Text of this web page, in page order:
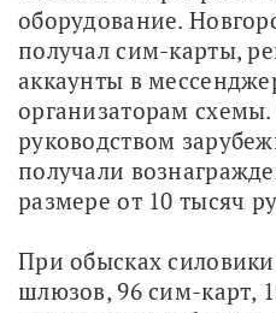
оборудование.
получал сим-карты,
аккаунты в
организаторам
руководством
получали
размере от 10 тысяч
При обысках
шлюзов, 96 сим-карт,